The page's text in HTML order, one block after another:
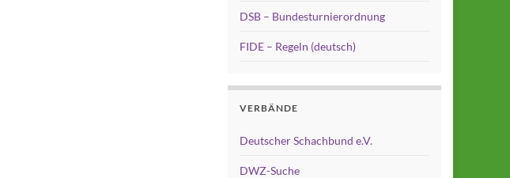
DSB – Bundesturnierordnung
FIDE – Regeln (deutsch)
VERBÄNDE
Deutscher Schachbund e.V.
DWZ-Suche